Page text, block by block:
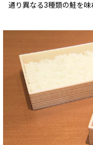
通り異なる3種類の鮭を